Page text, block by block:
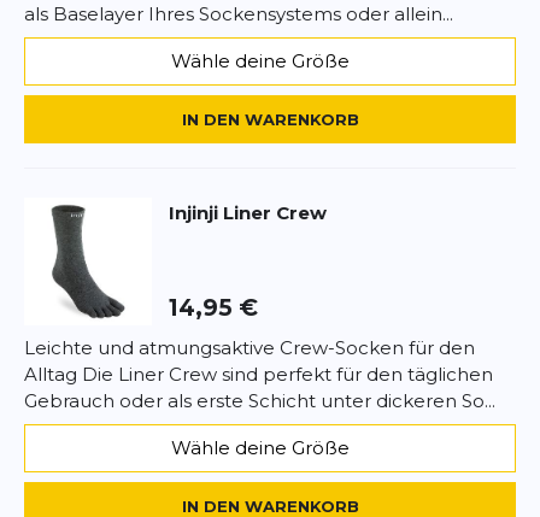
Dieses Formular ist durch reCAPTCHA geschützt – es gelten die
DatenschutzbestimmungenundNutzungsbedingungenvon
als Baselayer Ihres Sockensystems oder allein...
Wähle deine Größe
IN DEN WARENKORB
Injinji Liner Crew
14,95 €
Leichte und atmungsaktive Crew-Socken für den
Alltag Die Liner Crew sind perfekt für den täglichen
Gebrauch oder als erste Schicht unter dickeren So...
Wähle deine Größe
IN DEN WARENKORB